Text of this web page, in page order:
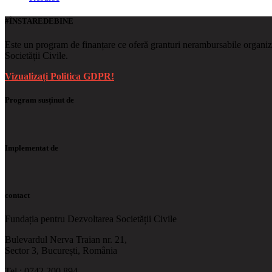
#ÎNSTAREDEBINE
Este un program de finanțare ce oferă granturi nerambursabile
Societății Civile.
Vizualizați Politica GDPR!
Program susținut de
Implementat de
contact
Fundația pentru Dezvoltarea Societății Civile
Bulevardul Nerva Traian nr. 21,
Sector 3, București, România